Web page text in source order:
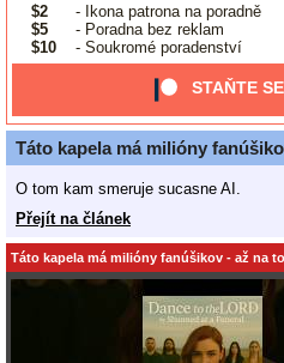
$2
- Ikona patrona na poradně
$5
- Poradna bez reklam
$10
- Soukromé poradenství
STAŇTE
Táto kapela má milióny
O tom kam smeruje sucasne AI.
Přejít na článek
Táto kapela má milióny fanúšikov - až na